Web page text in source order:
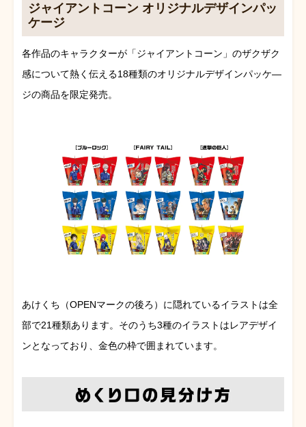
ジャイアントコーン オリジナルデザインパッ
ケージ
各作品のキャラクターが「ジャイアントコーン」のザクザク
感について熱く伝える18種類のオリジナルデザインパッケ―
ジの商品を限定発売。
あけくち（OPENマークの後ろ）に隠れているイラストは全
部で21種類あります。そのうち3種のイラストはレアデザイ
ンとなっており、金色の枠で囲まれています。